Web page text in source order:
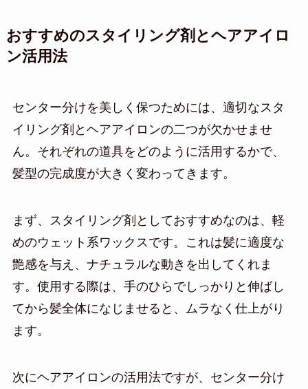
おすすめのスタイリング剤とヘアアイロ
ン活用法
センター分けを美しく保つためには、適切なスタ
イリング剤とヘアアイロンの二つが欠かせませ
ん。それぞれの道具をどのように活用するかで、
髪型の完成度が大きく変わってきます。
まず、スタイリング剤としておすすめなのは、軽
めのウェット系ワックスです。これは髪に適度な
艶感を与え、ナチュラルな動きを出してくれま
す。使用する際は、手のひらでしっかりと伸ばし
てから髪全体になじませると、ムラなく仕上がり
ます。
次にヘアアイロンの活用法ですが、センター分け